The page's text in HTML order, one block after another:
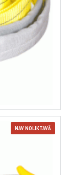
NAV NOLIKTAVĀ